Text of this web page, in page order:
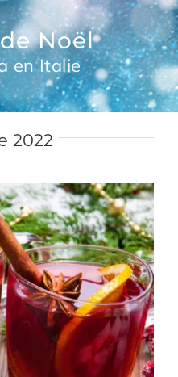
Noël
en Italie
2022